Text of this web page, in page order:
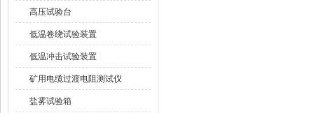
高压试验台
低温卷绕试验装置
低温冲击试验装置
矿用电缆过渡电阻测试仪
盐雾试验箱